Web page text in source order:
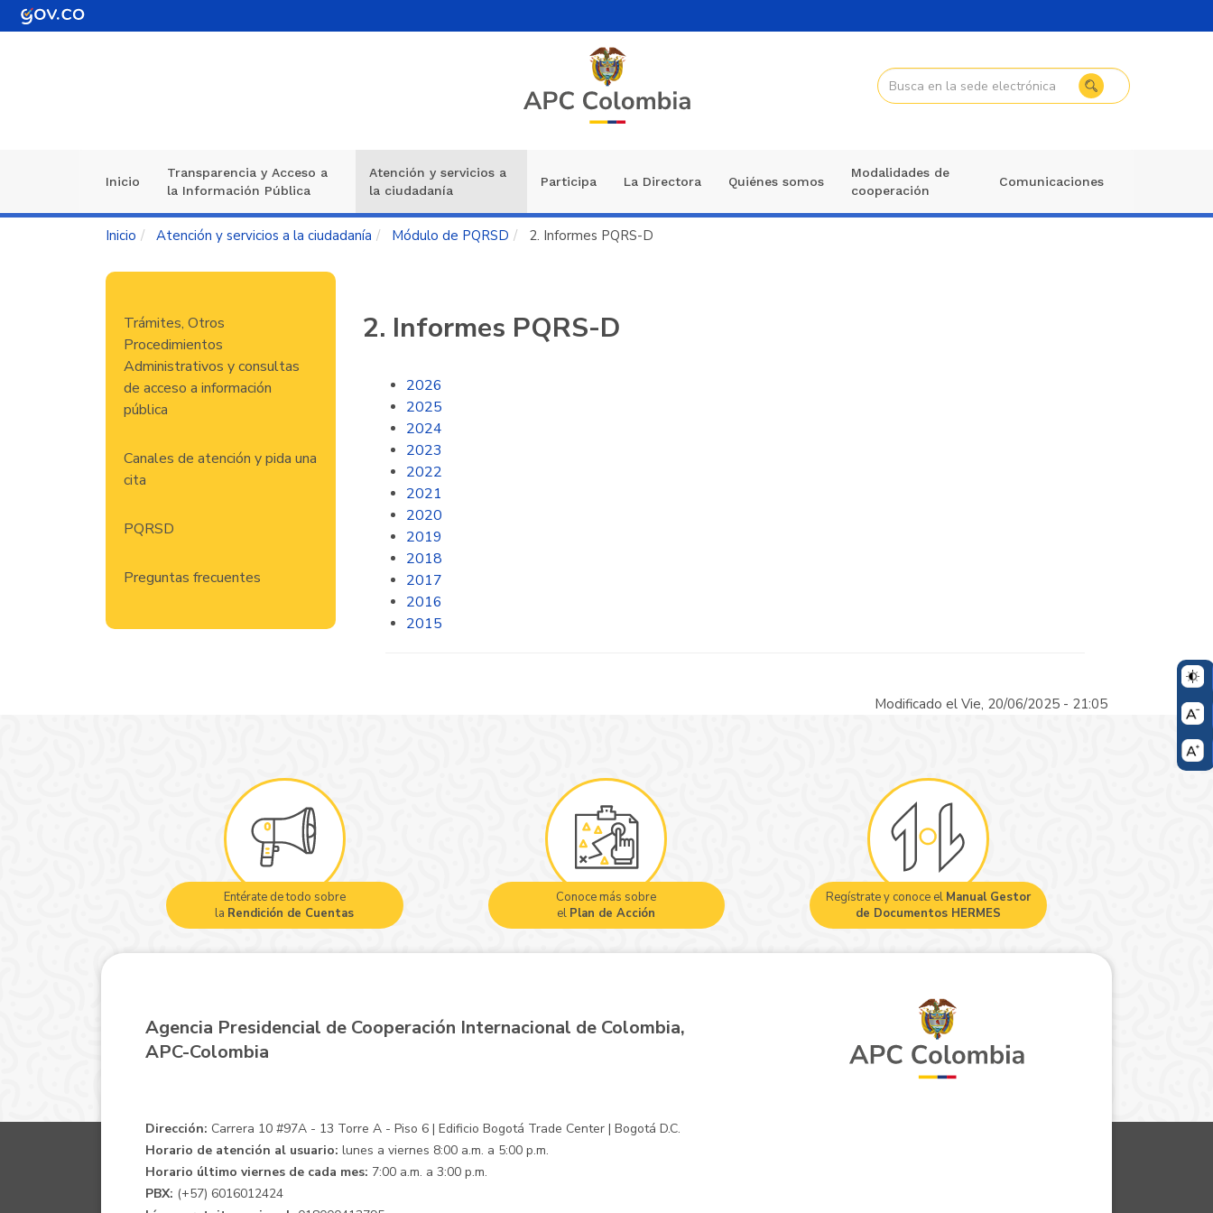
Pasar
al
Navegación
principal
Inicio
Transparencia y Acceso a
la Información Pública
Atención y servicios a
la ciudadanía
Participa La Directora Quiénes somos
Modalidades de
cooperación
Comunicaciones
Inicio Atención y servicios a la ciudadanía Módulo de PQRSD 2. Informes PQRS-D
principal
Trámites, Otros
Procedimientos
Administrativos y consultas
de acceso a información
pública
Canales de atención y pida una
cita
PQRSD
Preguntas frecuentes
2. Informes PQRS-D
2026
2025
2024
2023
2022
2021
2020
2019
2018
2017
2016
2015
Modificado el Vie, 20/06/2025 - 21:05
Entérate de todo sobre
la Rendición de Cuentas
Conoce más sobre
el Plan de Acción
Regístrate y conoce el Manual Gestor
de Documentos HERMES
Agencia Presidencial de Cooperación Internacional de Colombia,
APC-Colombia
Dirección: Carrera 10 #97A - 13 Torre A - Piso 6 | Edificio Bogotá Trade Center | Bogotá D.C.
Horario de atención al usuario: lunes a viernes 8:00 a.m. a 5:00 p.m.
Horario último viernes de cada mes: 7:00 a.m. a 3:00 p.m.
PBX: (+57) 6016012424